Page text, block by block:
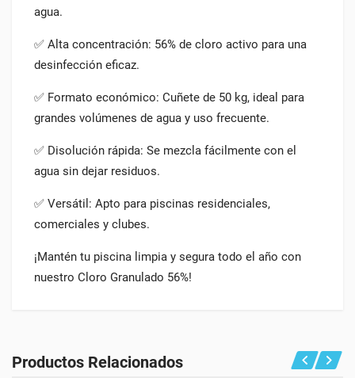
agua.
✅ Alta concentración: 56% de cloro activo para una
desinfección eficaz.
✅ Formato económico: Cuñete de 50 kg, ideal para
grandes volúmenes de agua y uso frecuente.
✅ Disolución rápida: Se mezcla fácilmente con el
agua sin dejar residuos.
✅ Versátil: Apto para piscinas residenciales,
comerciales y clubes.
¡Mantén tu piscina limpia y segura todo el año con
nuestro Cloro Granulado 56%!
Cloro granulado 56% envase de 1 kg
Productos Relacionados